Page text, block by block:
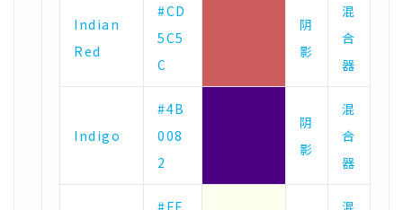
Indian
Red
#CD
5C5
C
阴
影
混
合
器
Indigo
#4B
008
2
阴
影
混
合
器
#FF 混